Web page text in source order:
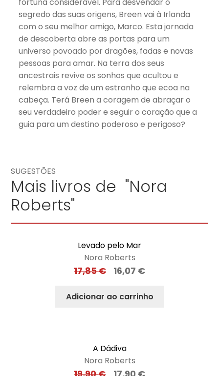
segredo das suas origens, Breen vai à Irlanda
com o seu melhor amigo, Marco. Esta jornada
de descoberta abre as portas para um
universo povoado por dragões, fadas e novas
pessoas para amar. Na terra dos seus
ancestrais revive os sonhos que ocultou e
relembra a voz de um estranho que ecoa na
cabeça. Terá Breen a coragem de abraçar o
seu verdadeiro poder e seguir o coração que a
guia para um destino poderoso e perigoso?
SUGESTÕES
Mais livros de "Nora
Roberts"
Levado pelo Mar
Nora Roberts
17,85€ 16,07 €
Adicionar ao carrinho
A Dádiva
Nora Roberts